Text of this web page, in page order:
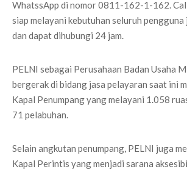
WhatssApp di nomor 0811-162-1-162.
siap melayani kebutuhan seluruh pengguna
dan dapat dihubungi 24 jam.
PELNI sebagai Perusahaan Badan Usaha
bergerak di bidang jasa pelayaran saat ini
Kapal Penumpang yang melayani 1.058
71 pelabuhan.
Selain angkutan penumpang, PELNI juga
Kapal Perintis yang menjadi sarana